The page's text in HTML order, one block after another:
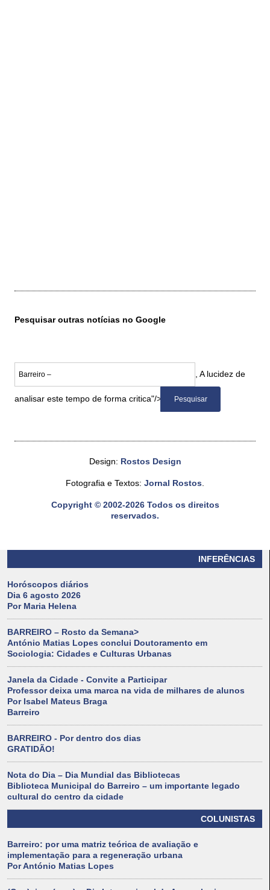
INFERÊNCIAS
Horóscopos diários
Dia 6 agosto 2026
Por Maria Helena
BARREIRO – Rosto da Semana>
António Matias Lopes conclui Doutoramento em
Sociologia: Cidades e Culturas Urbanas
Janela da Cidade - Convite a Participar
Professor deixa uma marca na vida de milhares de alunos
Por Isabel Mateus Braga
Barreiro
BARREIRO - Por dentro dos dias
GRATIDÃO!
Nota do Dia – Dia Mundial das Bibliotecas
Biblioteca Municipal do Barreiro – um importante legado
cultural do centro da cidade
COLUNISTAS
Barreiro: por uma matriz teórica de avaliação e
implementação para a regeneração urbana
Por António Matias Lopes
Pesquisar outras notícias no Google
, A lucidez de
analisar este tempo de forma critica"/>
Design: Rostos Design
Fotografia e Textos: Jornal Rostos.
Copyright © 2002-2026 Todos os direitos
reservados.